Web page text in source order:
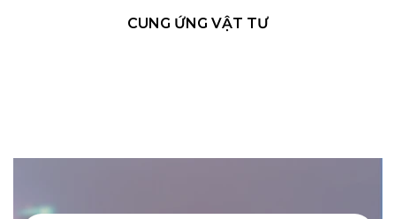
CUNG ỨNG VẬT TƯ